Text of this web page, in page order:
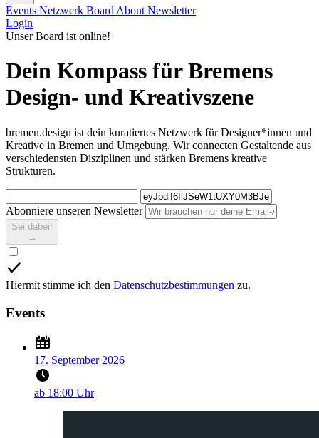
Events Netzwerk Board About Newsletter
Login
Unser Board ist online!
Dein Kompass für Bremens
Design- und Kreativszene
bremen.design ist dein kuratiertes Netzwerk für Designer*innen und
Kreative in Bremen und Umgebung. Wir connecten Gestaltende aus
verschiedensten Disziplinen und stärken Bremens kreative
Strukturen.
Abonniere unseren Newsletter
Sei dabei!
→
Hiermit stimme ich den Datenschutzbestimmungen zu.
Events
17. September 2026
ab 18:00 Uhr